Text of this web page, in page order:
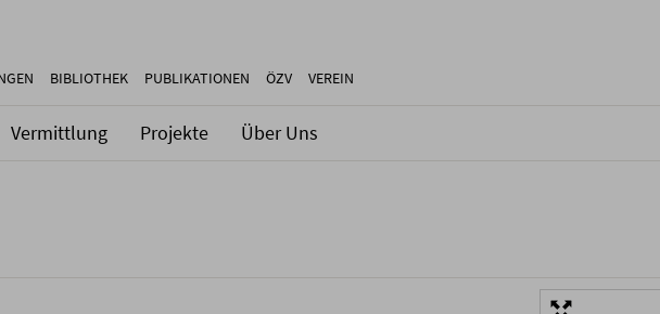
BIBLIOTHEK PUBLIKATIONEN ÖZV VEREIN
Vermittlung Projekte Über Uns